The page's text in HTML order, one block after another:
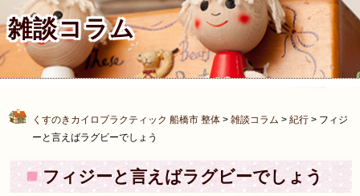
雑談コラム
くすのきカイロプラクティック 船橋市 整体 > 雑談コラム > 紀行 > フィジ
ーと言えばラグビーでしょう
フィジーと言えばラグビーでしょう